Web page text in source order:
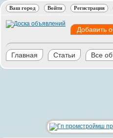
Ваш город Войти Регистрация
Добавить
Главная Статьи Все